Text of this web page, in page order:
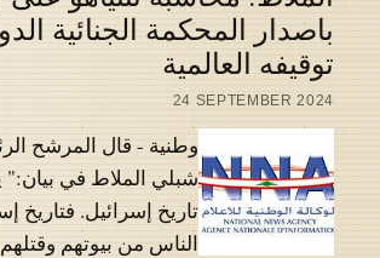
باصدار المحكمة الجنائية
توقيفه العالمية
24 SEPTEMBER 2024
وطنية - قال المرشح
شبلي الملاط في
تاريخ إسرائيل. فتاريخ
الناس من بيوتهم